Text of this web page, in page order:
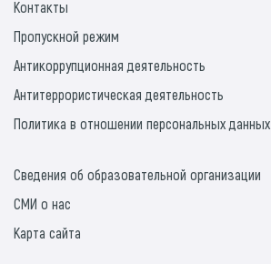
Контакты
Пропускной режим
Антикоррупционная деятельность
Антитеррористическая деятельность
Политика в отношении персональных данных
Сведения об образовательной организации
СМИ о нас
Карта сайта